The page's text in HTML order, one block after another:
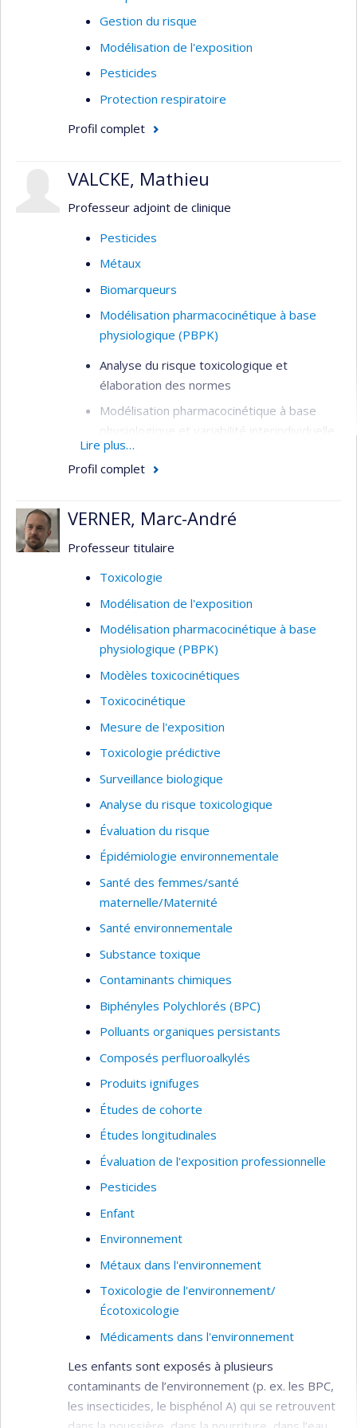
Gestion du risque
Modélisation de l'exposition
Pesticides
Protection respiratoire
Profil complet
VALCKE, Mathieu
Professeur adjoint de clinique
Pesticides
Métaux
Biomarqueurs
Modélisation pharmacocinétique à base
physiologique (PBPK)
Analyse du risque toxicologique et
élaboration des normes
Modélisation pharmacocinétique à base
physiologique et variabilité interindividuelle
Contaminants de l’eau potable et des
aliments
des risques sanitaires associés
Lire plus…
Profil complet
VERNER, Marc-André
Professeur titulaire
Toxicologie
Modélisation de l'exposition
Modélisation pharmacocinétique à base
physiologique (PBPK)
Modèles toxicocinétiques
Toxicocinétique
Mesure de l'exposition
Toxicologie prédictive
Surveillance biologique
Analyse du risque toxicologique
Évaluation du risque
Épidémiologie environnementale
Santé des femmes/santé
maternelle/Maternité
Santé environnementale
Substance toxique
Contaminants chimiques
Biphényles Polychlorés (BPC)
Polluants organiques persistants
Composés perfluoroalkylés
Produits ignifuges
Études de cohorte
Études longitudinales
Évaluation de l'exposition professionnelle
Pesticides
Enfant
Environnement
Métaux dans l'environnement
Toxicologie de l'environnement/
Écotoxicologie
Médicaments dans l'environnement
Les enfants sont exposés à plusieurs
contaminants de l’environnement (p. ex. les BPC,
les insecticides, le bisphénol A) qui se retrouvent